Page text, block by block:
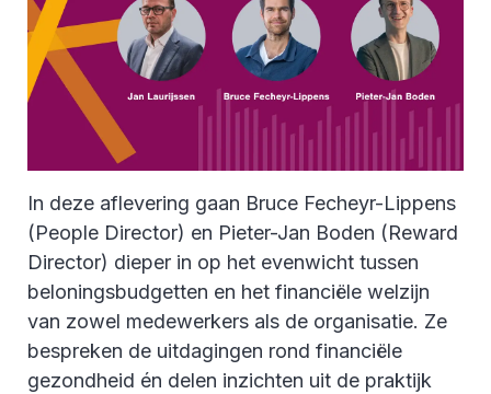
In deze aflevering gaan Bruce Fecheyr-Lippens
(People Director) en Pieter-Jan Boden (Reward
Director) dieper in op het evenwicht tussen
beloningsbudgetten en het financiële welzijn
van zowel medewerkers als de organisatie. Ze
bespreken de uitdagingen rond financiële
gezondheid én delen inzichten uit de praktijk